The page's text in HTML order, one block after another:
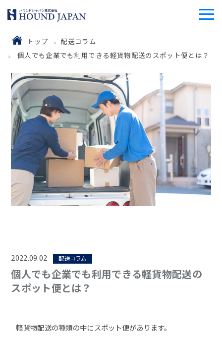
トップ
配送コラム
個人でも企業でも利用できる軽貨物配送のスポット便とは？
2022.09.02 配送コラム
個人でも企業でも利用できる軽貨物配送の
スポット便とは？
軽貨物配送の種類の中にスポット便があります。